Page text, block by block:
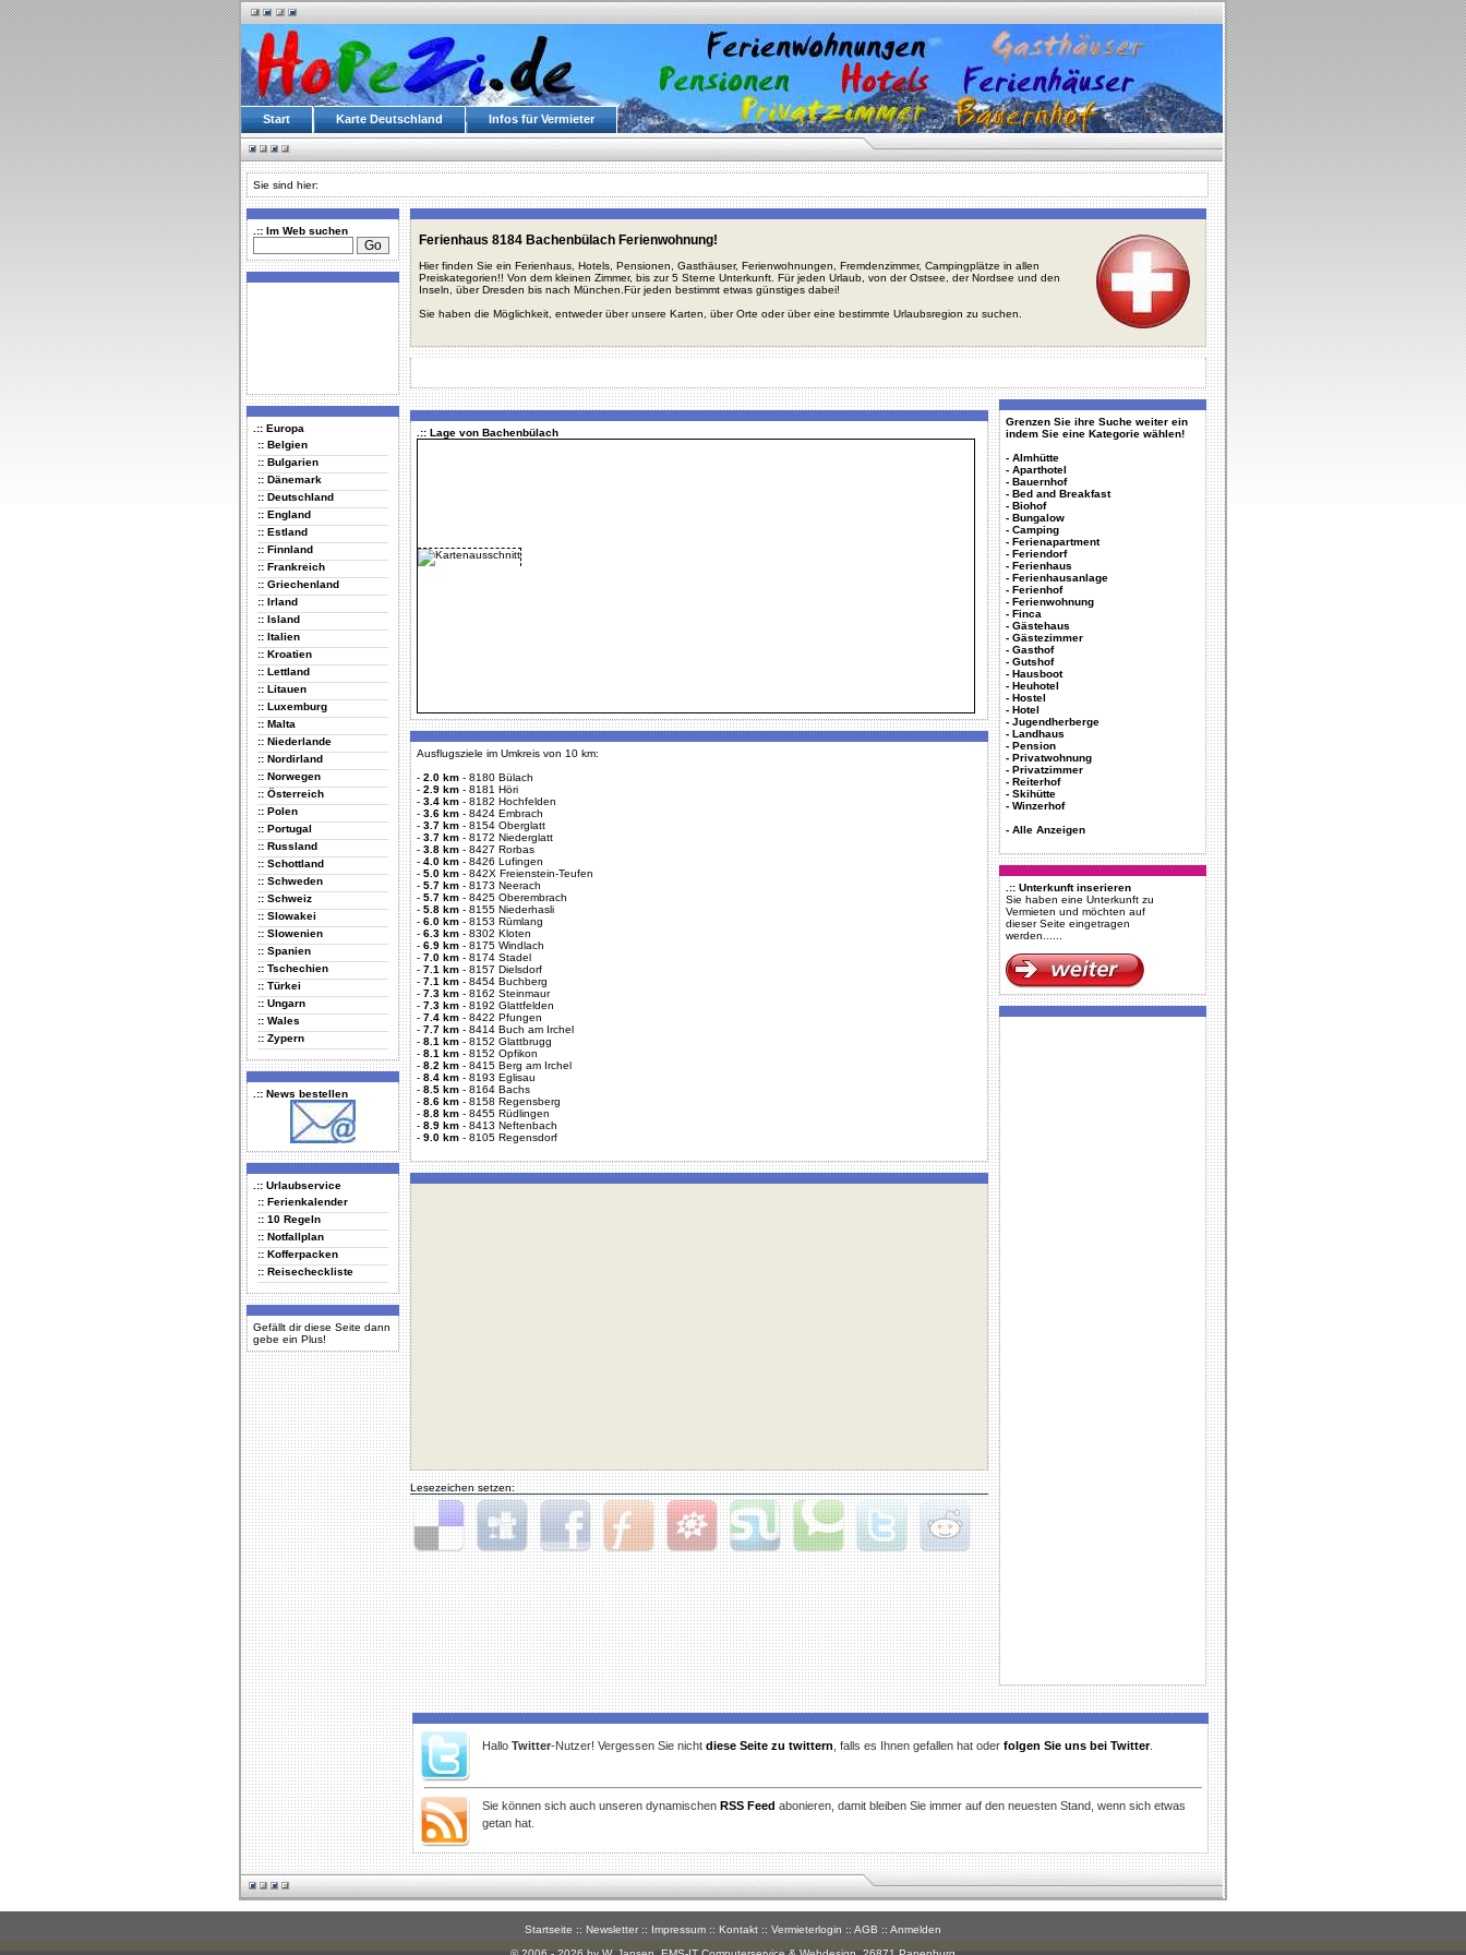
Start Karte Deutschland Infos für Vermieter
Sie sind hier:
.:: Im Web suchen
.:: Europa
:: Belgien
:: Bulgarien
:: Dänemark
:: Deutschland
:: England
:: Estland
:: Finnland
:: Frankreich
:: Griechenland
:: Irland
:: Island
:: Italien
:: Kroatien
:: Lettland
:: Litauen
:: Luxemburg
:: Malta
:: Niederlande
:: Nordirland
:: Norwegen
:: Österreich
:: Polen
:: Portugal
:: Russland
:: Schottland
:: Schweden
:: Schweiz
:: Slowakei
:: Slowenien
:: Spanien
:: Tschechien
:: Türkei
:: Ungarn
:: Wales
:: Zypern
.:: News bestellen
.:: Urlaubservice
:: Ferienkalender
:: 10 Regeln
:: Notfallplan
:: Kofferpacken
:: Reisecheckliste
Gefällt dir diese Seite dann
gebe ein Plus!
Ferienhaus 8184 Bachenbülach Ferienwohnung!
Hier finden Sie ein Ferienhaus, Hotels, Pensionen, Gasthäuser, Ferienwohnungen, Fremdenzimmer, Campingplätze in allen
Preiskategorien!! Von dem kleinen Zimmer, bis zur 5 Sterne Unterkunft. Für jeden Urlaub, von der Ostsee, der Nordsee und den
Inseln, über Dresden bis nach München.Für jeden bestimmt etwas günstiges dabei!
Sie haben die Möglichkeit, entweder über unsere Karten, über Orte oder über eine bestimmte Urlaubsregion zu suchen.
.:: Lage von Bachenbülach
Ausflugsziele im Umkreis von 10 km:
- 2.0 km - 8180 Bülach
- 2.9 km - 8181 Höri
- 3.4 km - 8182 Hochfelden
- 3.6 km - 8424 Embrach
- 3.7 km - 8154 Oberglatt
- 3.7 km - 8172 Niederglatt
- 3.8 km - 8427 Rorbas
- 4.0 km - 8426 Lufingen
- 5.0 km - 842X Freienstein-Teufen
- 5.7 km - 8173 Neerach
- 5.7 km - 8425 Oberembrach
- 5.8 km - 8155 Niederhasli
- 6.0 km - 8153 Rümlang
- 6.3 km - 8302 Kloten
- 6.9 km - 8175 Windlach
- 7.0 km - 8174 Stadel
- 7.1 km - 8157 Dielsdorf
- 7.1 km - 8454 Buchberg
- 7.3 km - 8162 Steinmaur
- 7.3 km - 8192 Glattfelden
- 7.4 km - 8422 Pfungen
- 7.7 km - 8414 Buch am Irchel
- 8.1 km - 8152 Glattbrugg
- 8.1 km - 8152 Opfikon
- 8.2 km - 8415 Berg am Irchel
- 8.4 km - 8193 Eglisau
- 8.5 km - 8164 Bachs
- 8.6 km - 8158 Regensberg
- 8.8 km - 8455 Rüdlingen
- 8.9 km - 8413 Neftenbach
- 9.0 km - 8105 Regensdorf
Lesezeichen setzen:
Delicious Digg Facebook Furl StudiVZ StumbleUponTechnorati Twitter Reddit
Grenzen Sie ihre Suche weiter ein
indem Sie eine Kategorie wählen!
- Almhütte
- Aparthotel
- Bauernhof
- Bed and Breakfast
- Biohof
- Bungalow
- Camping
- Ferienapartment
- Feriendorf
- Ferienhaus
- Ferienhausanlage
- Ferienhof
- Ferienwohnung
- Finca
- Gästehaus
- Gästezimmer
- Gasthof
- Gutshof
- Hausboot
- Heuhotel
- Hostel
- Hotel
- Jugendherberge
- Landhaus
- Pension
- Privatwohnung
- Privatzimmer
- Reiterhof
- Skihütte
- Winzerhof
- Alle Anzeigen
.:: Unterkunft inserieren
Sie haben eine Unterkunft zu
Vermieten und möchten auf
dieser Seite eingetragen
werden......
Hallo Twitter-Nutzer! Vergessen Sie nicht diese Seite zu twittern , falls es Ihnen gefallen hat oder folgen Sie uns bei Twitter.
Sie können sich auch unseren dynamischen RSS Feed abonieren, damit bleiben Sie immer auf den neuesten Stand, wenn sich etwas
getan hat.
Startseite :: Newsletter :: Impressum :: Kontakt :: Vermieterlogin :: AGB :: Anmelden